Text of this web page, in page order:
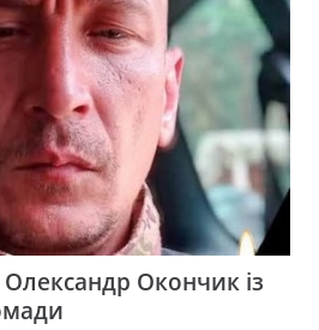
Олександр Окончик із